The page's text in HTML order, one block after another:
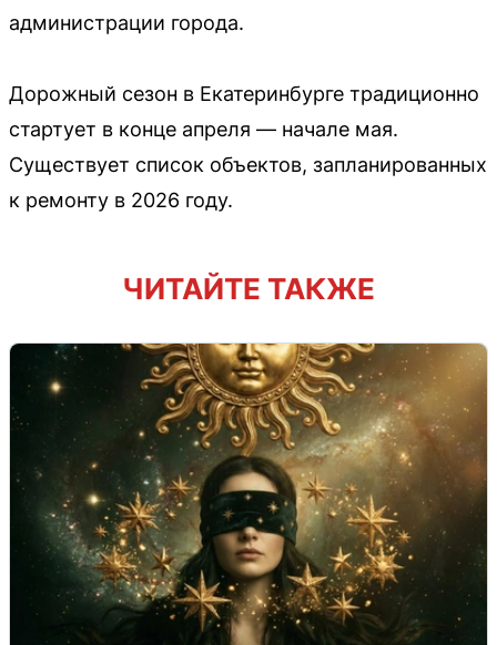
администрации города.
Дорожный сезон в Екатеринбурге традиционно
стартует в конце апреля — начале мая.
Существует список объектов, запланированных
к ремонту в 2026 году.
ЧИТАЙТЕ ТАКЖЕ